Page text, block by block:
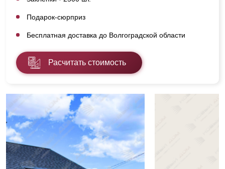
Подарок-сюрприз
Бесплатная доставка до Волгоградской области
Расчитать стоимость